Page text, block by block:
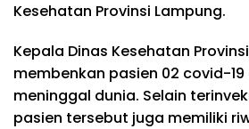
Kesehatan Provinsi Lampung.
Kepala Dinas Kesehatan
membenkan pasien 02 covid-
meninggal dunia. Selain
pasien tersebut juga memiliki